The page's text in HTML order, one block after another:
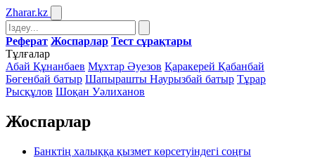
Zharar.kz
Реферат Жоспарлар Тест сұрақтары
Тұлғалар
Абай Құнанбаев Мұхтар Әуезов Қаракерей Қабанбай
Бөгенбай батыр Шапырашты Наурызбай батыр Тұрар
Рысқұлов Шоқан Уәлиханов
Жоспарлар
Банктің халыққа қызмет көрсетуіндегі соңғы